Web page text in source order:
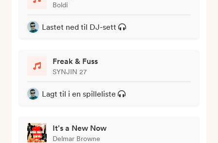
Boldi
Lastet ned til DJ-sett
Freak & Fuss
SYNJIN 27
Lagt til i en spilleliste
It's a New Now
Delmar Browne